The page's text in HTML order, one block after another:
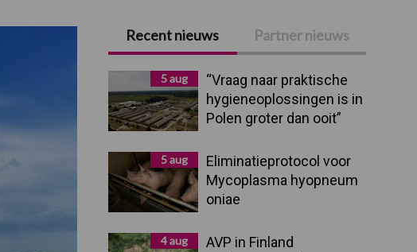
Primaire
Sidebar
Recent nieuws Partner nieuws
5 aug
“Vraag naar praktische
hygieneoplossingen is in
Polen groter dan ooit”
5 aug
Eliminatieprotocol voor
Mycoplasma hyopneum
oniae
4 aug
AVP in Finland